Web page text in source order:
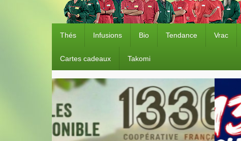
Thés Infusions Bio Tendance Vrac
Cartes cadeaux Takomi